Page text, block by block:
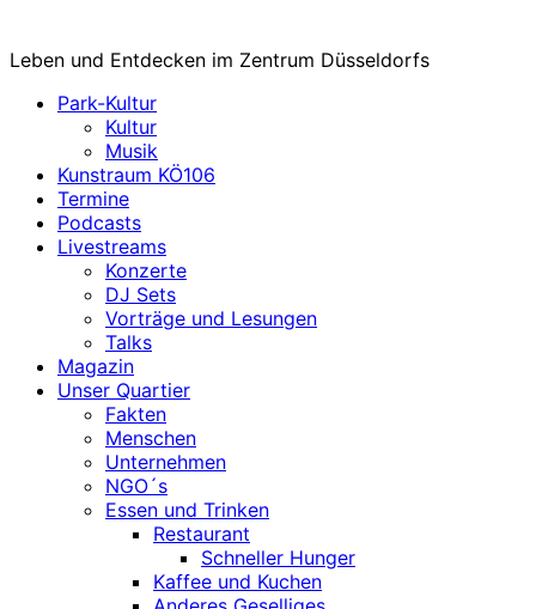
Leben und Entdecken im Zentrum Düsseldorfs
Park-Kultur
Kultur
Musik
Kunstraum KÖ106
Termine
Podcasts
Livestreams
Konzerte
DJ Sets
Vorträge und Lesungen
Talks
Magazin
Unser Quartier
Fakten
Menschen
Unternehmen
NGO´s
Essen und Trinken
Restaurant
Schneller Hunger
Kaffee und Kuchen